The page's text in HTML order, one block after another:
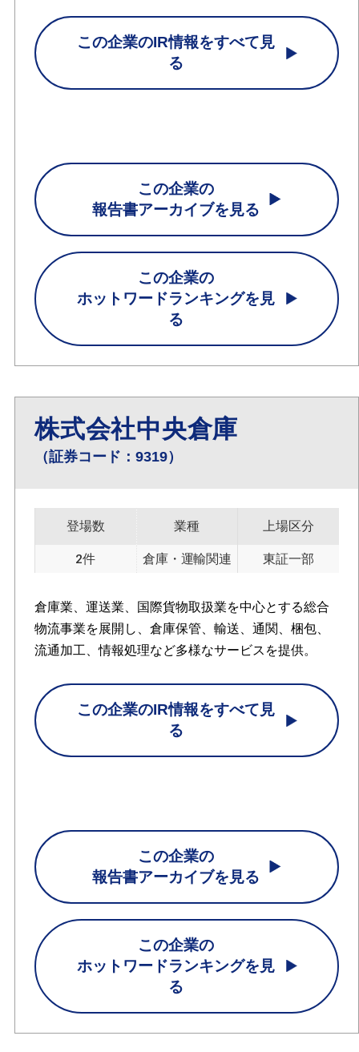
この企業のIR情報をすべて見
る
この企業の
報告書アーカイブを見る
この企業の
ホットワードランキングを見
る
株式会社中央倉庫
（証券コード：9319）
登場数
2件
業種
倉庫・運輸関連
上場区分
東証一部
倉庫業、運送業、国際貨物取扱業を中心とする総合
物流事業を展開し、倉庫保管、輸送、通関、梱包、
流通加工、情報処理など多様なサービスを提供。
この企業のIR情報をすべて見
る
この企業の
報告書アーカイブを見る
この企業の
ホットワードランキングを見
る